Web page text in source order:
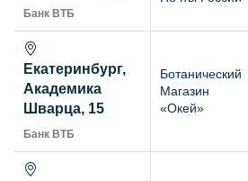
Банк ВТБ
Екатеринбург,
Академика
Шварца, 15
Банк ВТБ
Ботанический
Магазин
«Окей»